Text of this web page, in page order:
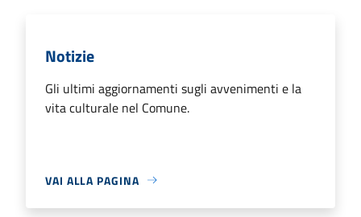
Notizie
Gli ultimi aggiornamenti sugli avvenimenti e la
vita culturale nel Comune.
VAI ALLA PAGINA